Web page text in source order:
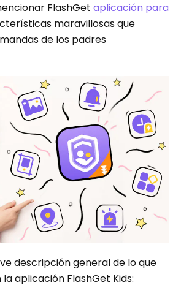
FlashGet aplicación para
maravillosas que
de los padres
descripción general de lo que
aplicación FlashGet Kids: